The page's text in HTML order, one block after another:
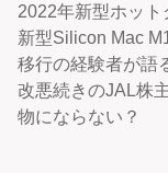
2022年新型ホッ
新型Silicon Mac
移行の経験者が語
改悪続きのJAL株
物にならない？